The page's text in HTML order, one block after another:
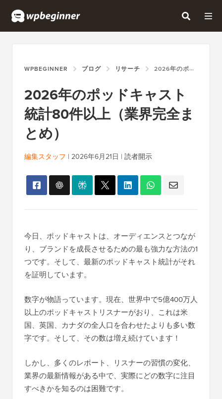
WPBEGINNER ブログ リサーチ 2026年のポッドキャスト統計80件以上（業界完全まとめ）
2026年のポッドキャスト
統計80件以上（業界完全ま
とめ）
編集スタッフ | 2026年6月21日 | 読者開示
今日、ポッドキャストは、オーディエンスとつなが
り、ブランドを成長させるための最も強力な方法の1
つです。そして、最新のポッドキャスト統計がそれ
を証明しています。
数字が物語っています。現在、世界中で5億400万人
以上のポッドキャストリスナーがおり、これは米
国、英国、カナダの全人口を合わせたよりも多い数
字です。そして、その数は増え続けています！
しかし、多くのレポート、リスナーの習慣の変化、
業界の最新情報がある中で、実際にどの数字に注目
すべきかを知るのは困難です。